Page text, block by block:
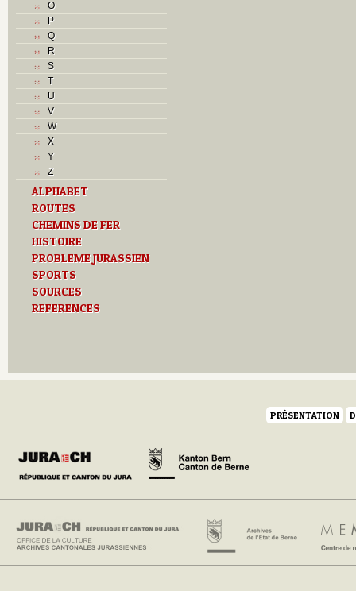
O
P
Q
R
S
T
U
V
W
X
Y
Z
ALPHABET
ROUTES
CHEMINS DE FER
HISTOIRE
PROBLEME JURASSIEN
SPORTS
SOURCES
REFERENCES
PRÉSENTATION